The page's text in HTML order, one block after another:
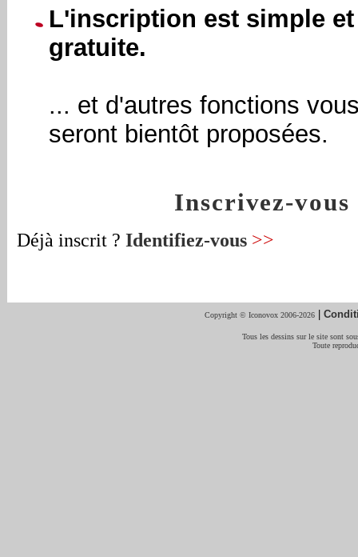
L'inscription est simple et
gratuite.
... et d'autres fonctions
seront bientôt proposées.
Inscrivez-vous
Déjà inscrit ? Identifiez-vous >>
Copyright © Iconovox 2006-2026 |
Tous les dessins sur le site sont
Toute